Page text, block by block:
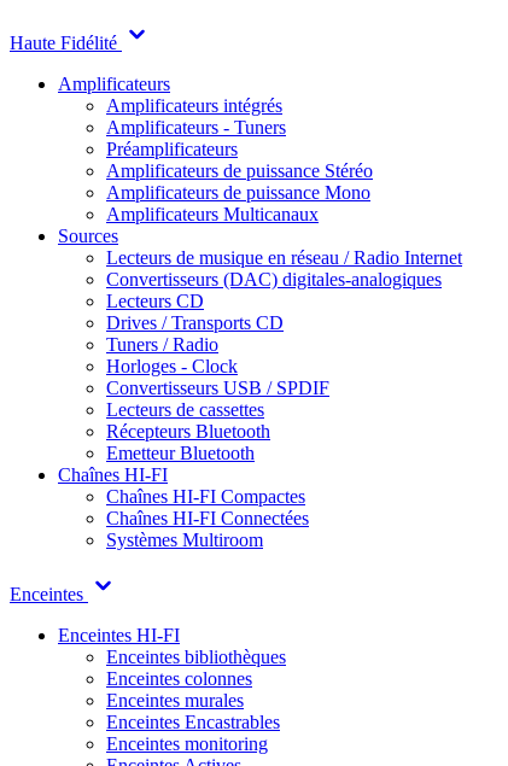
Haute Fidélité
Amplificateurs
Amplificateurs intégrés
Amplificateurs - Tuners
Préamplificateurs
Amplificateurs de puissance Stéréo
Amplificateurs de puissance Mono
Amplificateurs Multicanaux
Sources
Lecteurs de musique en réseau / Radio Internet
Convertisseurs (DAC) digitales-analogiques
Lecteurs CD
Drives / Transports CD
Tuners / Radio
Horloges - Clock
Convertisseurs USB / SPDIF
Lecteurs de cassettes
Récepteurs Bluetooth
Emetteur Bluetooth
Chaînes HI-FI
Chaînes HI-FI Compactes
Chaînes HI-FI Connectées
Systèmes Multiroom
Enceintes
Enceintes HI-FI
Enceintes bibliothèques
Enceintes colonnes
Enceintes murales
Enceintes Encastrables
Enceintes monitoring